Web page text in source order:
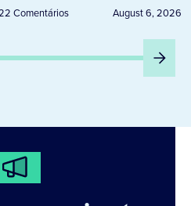
Comentários
Peru
August 6, 2026